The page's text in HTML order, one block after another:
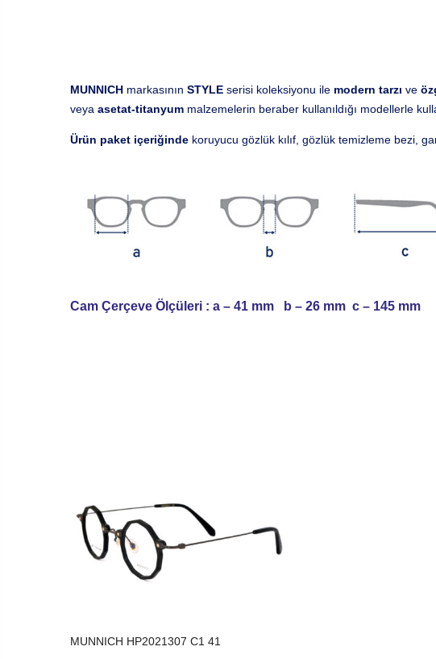
MUNNICH markasının STYLE serisi koleksiyonu ile modern tarzı ve
veya asetat-titanyum malzemelerin beraber kullanıldığı modellerle
Ürün paket içeriğinde koruyucu gözlük kılıf, gözlük temizleme bezi,
Cam Çerçeve Ölçüleri : a – 41 mm b – 26 mm c – 145 mm
MUNNICH HP2021307 C1 41